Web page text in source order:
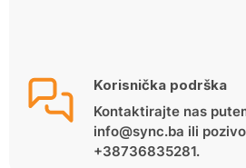
Korisnička podrška
Kontaktirajte nas
info@sync.ba ili
+38736835281.